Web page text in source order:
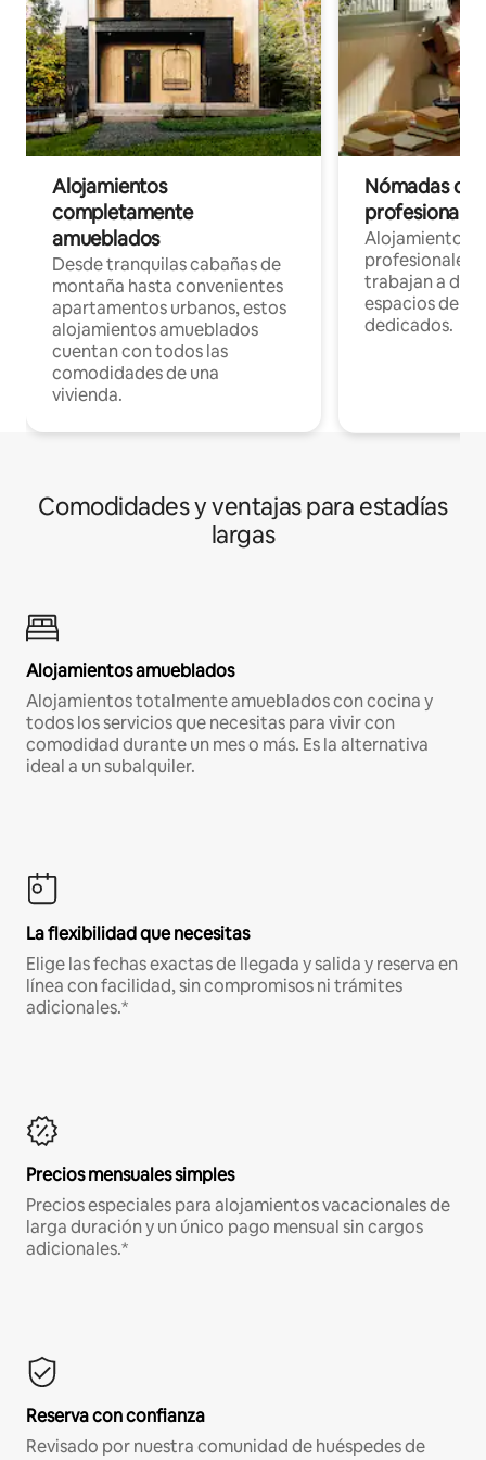
Alojamientos
completamente
amueblados
Desde tranquilas cabañas de
montaña hasta convenientes
apartamentos urbanos, estos
alojamientos amueblados
cuentan con todos las
comodidades de una
vivienda.
Nómadas
Alojamientos
profesionales
trabajan a
espacios de
dedicados.
Comodidades y ventajas para estadías
largas
Alojamientos amueblados
Alojamientos totalmente amueblados con cocina y
todos los servicios que necesitas para vivir con
comodidad durante un mes o más. Es la alternativa
ideal a un subalquiler.
La flexibilidad que necesitas
Elige las fechas exactas de llegada y salida y reserva en
línea con facilidad, sin compromisos ni trámites
adicionales.*
Precios mensuales simples
Precios especiales para alojamientos vacacionales de
larga duración y un único pago mensual sin cargos
adicionales.*
Reserva con confianza
Revisado por nuestra comunidad de huéspedes de